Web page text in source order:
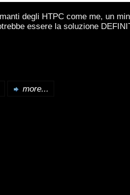
degli HTPC come me, un
essere la soluzione
more...